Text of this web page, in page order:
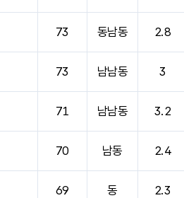
73 동남동 2.8
73 남남동 3
71 남남동 3.2
70 남동 2.4
69 동 2.3